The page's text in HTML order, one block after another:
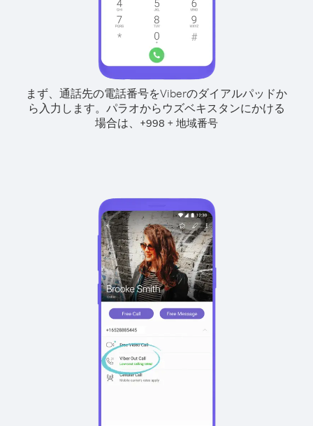
まず、通話先の電話番号をViberのダイアルパッドか
ら入力します。 パラオからウズベキスタンにかける
場合は、 +998 + 地域番号